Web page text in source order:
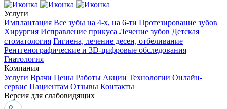
Услуги
Имплантация Все зубы на 4-х, на 6-ти Протезирование зубов
Хирургия Исправление прикуса Лечение зубов Детская
стоматология Гигиена, лечение десен, отбеливание
Рентгенографические и 3D-цифровые обследования
Гнатология
Компания
Услуги Врачи Цены Работы Акции Технологии Онлайн-
сервис Пациентам Отзывы Контакты
Версия для слабовидящих